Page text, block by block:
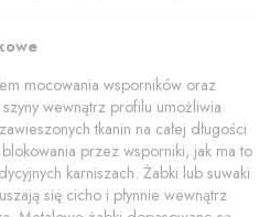
mocowania wsporników oraz
wewnątrz profilu umożliwia
tkanin na całej długości
przez wsporniki, jak ma to
karniszach. Żabki lub suwaki
się cicho i płynnie wewnątrz